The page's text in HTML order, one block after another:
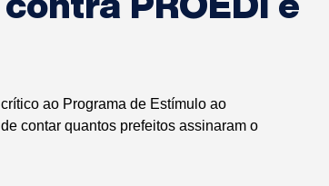
ao Programa de Estímulo ao
contar quantos prefeitos assinaram o